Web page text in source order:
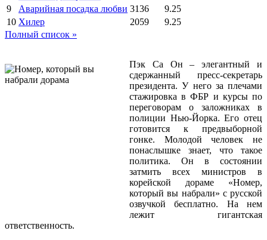
9
Аварийная посадка любви 3136
9.25
10 Хилер 2059
9.25
Полный список »
Пэк Са Он – элегантный и
сдержанный пресс-секретарь
президента. У него за плечами
стажировка в ФБР и курсы по
переговорам о заложниках в
полиции Нью-Йорка. Его отец
готовится к предвыборной
гонке. Молодой человек не
понаслышке знает, что такое
политика. Он в состоянии
затмить всех министров в
корейской дораме «Номер,
который вы набрали» с русской
озвучкой бесплатно. На нем
лежит гигантская
ответственность.